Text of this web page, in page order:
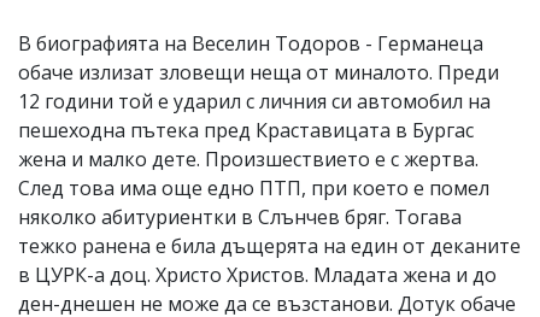
В биографията на Веселин Тодоров - Германеца
обаче излизат зловещи неща от миналото. Преди
12 години той е ударил с личния си автомобил на
пешеходна пътека пред Краставицата в Бургас
жена и малко дете. Произшествието е с жертва.
След това има още едно ПТП, при което е помел
няколко абитуриентки в Слънчев бряг. Тогава
тежко ранена е била дъщерята на един от деканите
в ЦУРК-а доц. Христо Христов. Младата жена и до
ден-днешен не може да се възстанови. Дотук обаче